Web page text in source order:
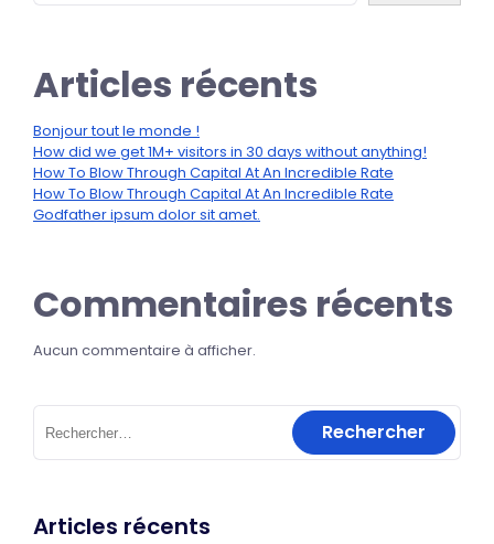
Articles récents
Bonjour tout le monde !
How did we get 1M+ visitors in 30 days without anything!
How To Blow Through Capital At An Incredible Rate
How To Blow Through Capital At An Incredible Rate
Godfather ipsum dolor sit amet.
Commentaires récents
Aucun commentaire à afficher.
Articles récents